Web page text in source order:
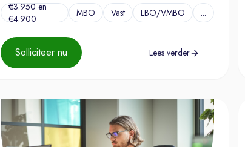
€3.950 en
€4.900
MBO Vast LBO/VMBO ...
Solliciteer nu Lees verder